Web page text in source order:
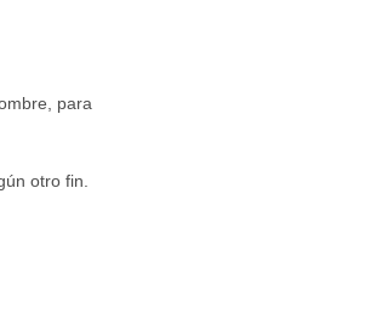
para
otro fin.